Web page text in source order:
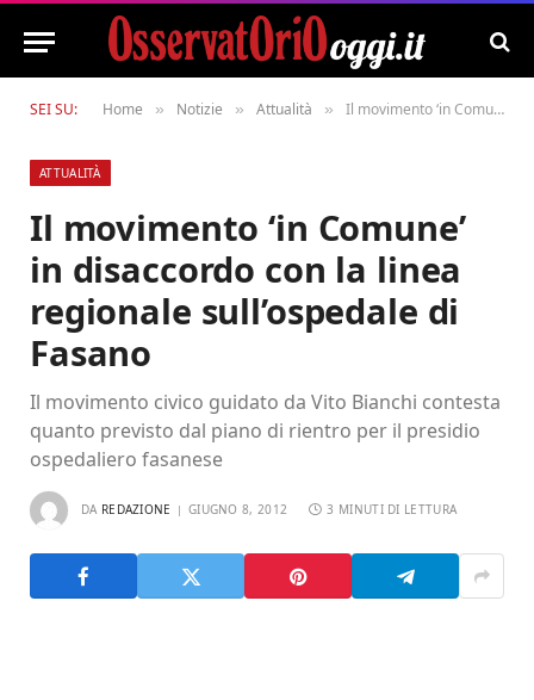
SEI SU: Home » Notizie » Attualità » Il movimento ‘in Comune’ in disaccordo con la linea regionale sull’ospedale di Fasano
ATTUALITÀ
Il movimento ‘in Comune’
in disaccordo con la linea
regionale sull’ospedale di
Fasano
Il movimento civico guidato da Vito Bianchi contesta
quanto previsto dal piano di rientro per il presidio
ospedaliero fasanese
DA REDAZIONE GIUGNO 8, 2012 3 MINUTI DI LETTURA